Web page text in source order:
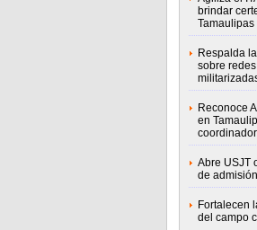
brindar
Tamaulipas
Respalda
sobre
Reconoce
en
Abre USJT
de
Fortalecen
del campo